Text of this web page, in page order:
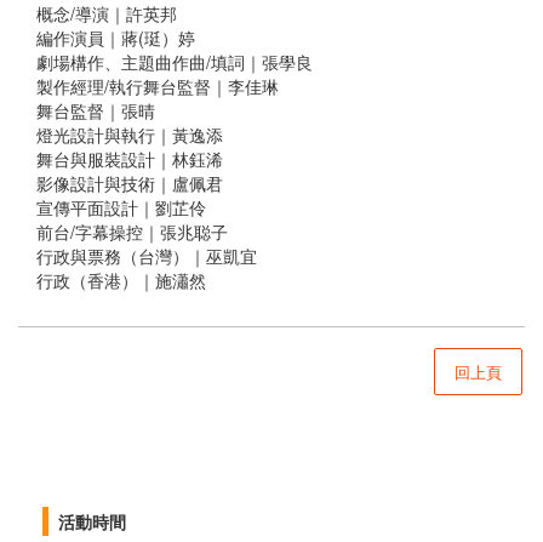
概念/導演｜許英邦
編作演員｜蔣(珽）婷
劇場構作、主題曲作曲/填詞｜張學良
製作經理/執行舞台監督｜李佳琳
舞台監督｜張晴
燈光設計與執行｜黃逸添
舞台與服裝設計｜林鈺浠
影像設計與技術｜盧佩君
宣傳平面設計｜劉芷伶
前台/字幕操控｜張兆聪子
行政與票務（台灣）｜巫凱宜
行政（香港）｜施瀟然
回上頁
活動時間